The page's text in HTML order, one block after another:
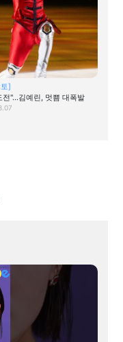
]
전"…김예린, 멋쁨 대폭발